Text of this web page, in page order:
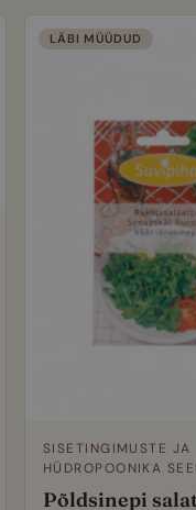
LÄBI MÜÜDUD
SISETINGIMUSTE JA
HÜDROPOONIKA
Põldsinepi